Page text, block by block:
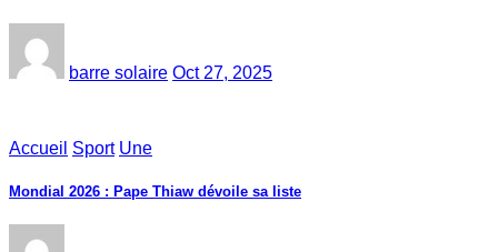
barre solaire Oct 27, 2025
Accueil Sport Une
Mondial 2026 : Pape Thiaw dévoile sa liste